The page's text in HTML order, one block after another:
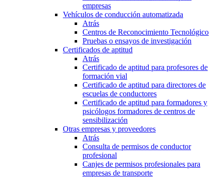
empresas
Vehículos de conducción automatizada
Atrás
Centros de Reconocimiento Tecnológico
Pruebas o ensayos de investigación
Certificados de aptitud
Atrás
Certificado de aptitud para profesores de
formación vial
Certificado de aptitud para directores de
escuelas de conductores
Certificado de aptitud para formadores y
psicólogos formadores de centros de
sensibilización
Otras empresas y proveedores
Atrás
Consulta de permisos de conductor
profesional
Canjes de permisos profesionales para
empresas de transporte